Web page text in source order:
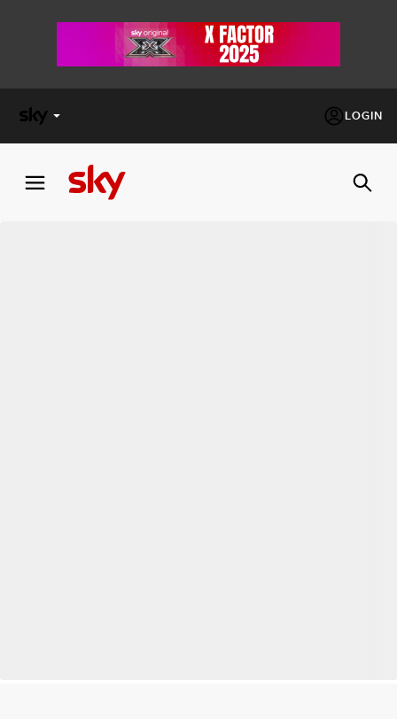
LOGIN
FACTOR